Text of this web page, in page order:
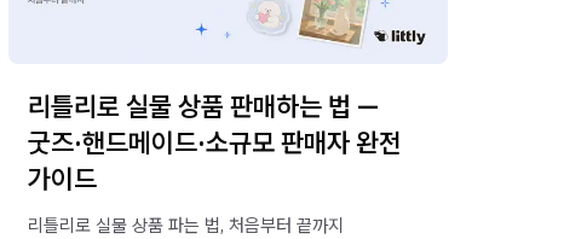
리틀리로 실물 상품 판매하는 법 —
굿즈·핸드메이드·소규모 판매자 완전
가이드
리틀리로 실물 상품 파는 법, 처음부터 끝까지